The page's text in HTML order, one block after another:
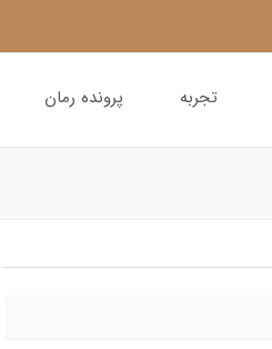
تجربه پرونده رمان